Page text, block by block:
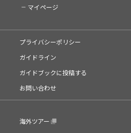
マイページ
プライバシーポリシー
ガイドライン
ガイドブックに投稿する
お問い合わせ
海外ツアー